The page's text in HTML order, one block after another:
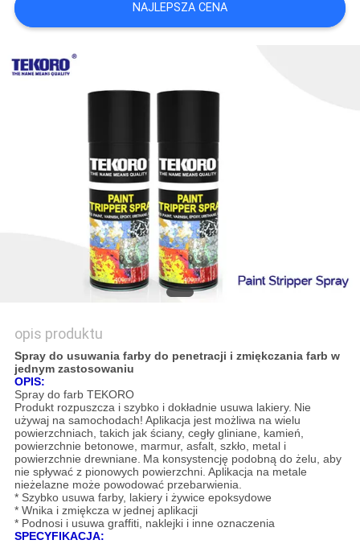
POPROŚ
WYCENĘ
POLITYKA
PRYWATNOŚCI
NAJLEPSZA CENA
opis produktu
Spray do usuwania farby do penetracji i zmiękczania farb w
jednym zastosowaniu
OPIS:
Spray do farb TEKORO
Produkt rozpuszcza i szybko i dokładnie usuwa lakiery. Nie
używaj na samochodach! Aplikacja jest możliwa na wielu
powierzchniach, takich jak ściany, cegły gliniane, kamień,
powierzchnie betonowe, marmur, asfalt, szkło, metal i
powierzchnie drewniane. Ma konsystencję podobną do żelu, aby
nie spływać z pionowych powierzchni. Aplikacja na metale
nieżelazne może powodować przebarwienia.
* Szybko usuwa farby, lakiery i żywice epoksydowe
* Wnika i zmiękcza w jednej aplikacji
* Podnosi i usuwa graffiti, naklejki i inne oznaczenia
SPECYFIKACJA: